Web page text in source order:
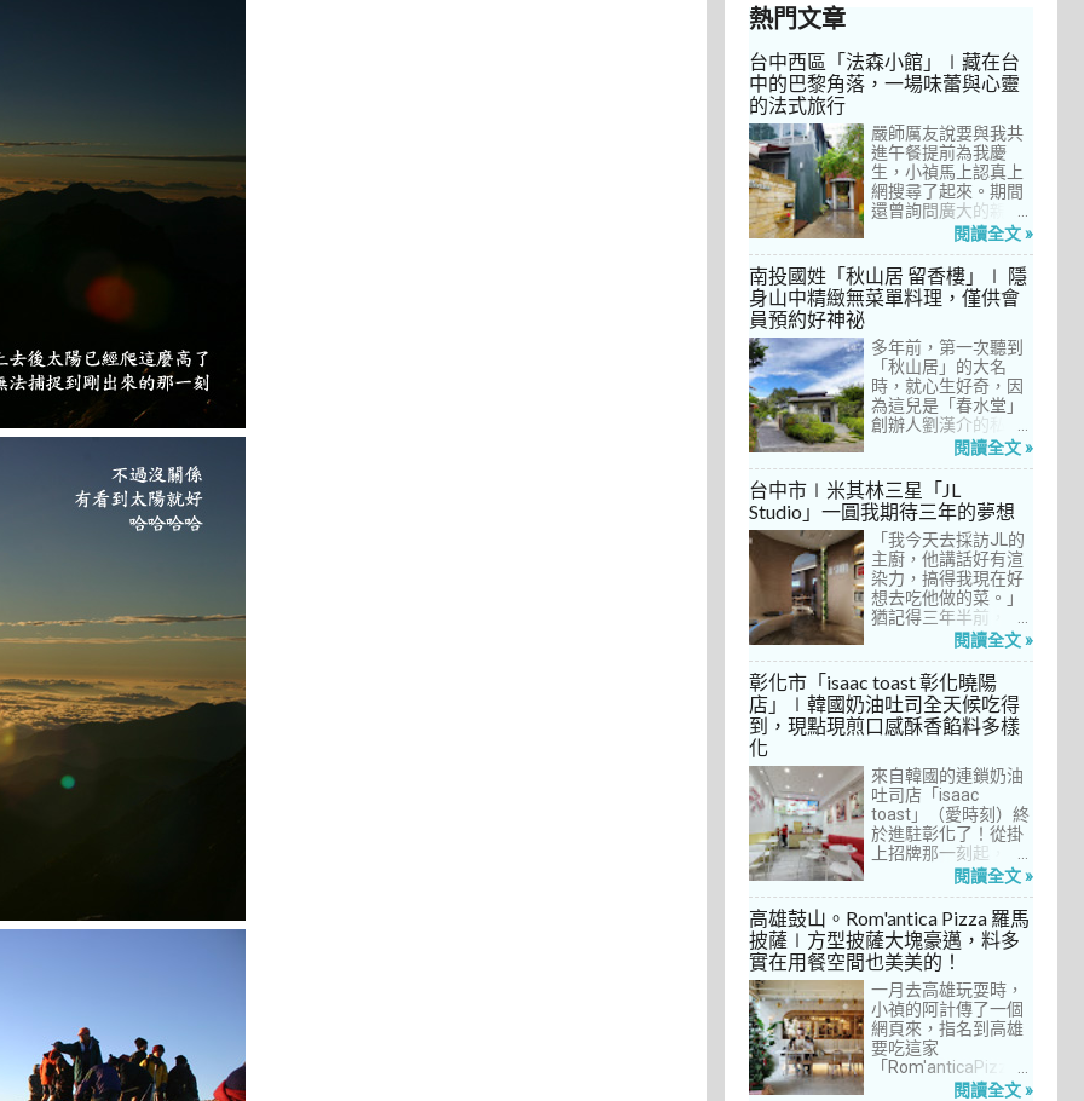
熱門文章
台中西區「法森小館」∣藏在台
中的巴黎角落，一場味蕾與心靈
的法式旅行
嚴師厲友說要與我共
進午餐提前為我慶
生，小禎馬上認真上
網搜尋了起來。期間
還曾詢問廣大的親友
們有沒有推薦的餐
阿姨及桄甄老師誠懇
給我建議，其他都是
一堆來亂的！哈～ 從
宮」到台中的
「澀」，再比較了幾
間價位較親民的牛排
餐廳……，最終，小禎
選定了阿姨及表弟剛
去吃過的「法森小
館」，理由很簡單：
歐法套餐1680元起的
價位可以接受，而且
不是無菜單料理，從
開胃菜、湯品、主
菜、甜點等，通通可
以選自己喜歡的，小
禎覺得能夠自由搭配
很讚！而且「法森小
館」是台中老字號的
不斷，能夠屹立不搖
這麼多年，一定有它
的道理在呀！
閱讀全文 »
南投國姓「秋山居 留香樓」∣ 隱
身山中精緻無菜單料理，僅供會
員預約好神祕
多年前，第一次聽到
「秋山居」的大名
時，就心生好奇，因
為這兒是「春水堂」
創辦人劉漢介的私人
招待所，只對會員開
自從十多年前搬回彰
化之後，小禎才開始
上春水堂吃飯、喝
茶，有一度還把春水
堂當麵店在吃，每週
到台中上課時，總忍
不住奔入春水堂，點
上一碗「XO醬拌麵」
搭配一杯茶飲，後來
也嘗試過其他茶點，
對春水堂的餐飲很有
信心。因此，一得知
秋山居是春水堂創辦
人開設的，感覺就是
食的小禎而言，自然
深具吸引力。
閱讀全文 »
台中市∣米其林三星「JL
Studio」一圓我期待三年的夢想
「我今天去採訪JL的
主廚，他講話好有渲
染力，搞得我現在好
想去吃他做的菜。」
猶記得三年半前，當
米其林評鑑要來台中
做了一次得獎預測，
於是我因為工作踏入
JL Studio，當天回家
之後，我就迫不及待
從事美食採訪20多
年，只採訪沒吃的店
也不計其數，但從沒
有一家餐廳讓我這樣
充滿渴望，留下「真
的好想吃吃看」的懸
閱讀全文 »
彰化市「isaac toast 彰化曉陽
店」∣韓國奶油吐司全天候吃得
到，現點現煎口感酥香餡料多樣
化
來自韓國的連鎖奶油
吐司店「isaac
toast」（愛時刻）終
於進駐彰化了！從掛
上招牌那一刻起，小
禎就想著找時間來吃
家連鎖店許久，只是
每次去台中誘惑實在
太多了！就……，這一
次離家這麼近，不來
吃真的說不過去。
閱讀全文 »
高雄鼓山。Rom'antica Pizza 羅馬
披薩∣方型披薩大塊豪邁，料多
實在用餐空間也美美的！
一月去高雄玩耍時，
小禎的阿計傳了一個
網頁來，指名到高雄
要吃這家
「Rom'anticaPizza
羅馬披薩」，看了圖
閱讀全文 »